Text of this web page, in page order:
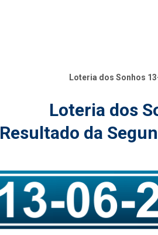
Loteria dos Sonhos
Loteria dos
Resultado da